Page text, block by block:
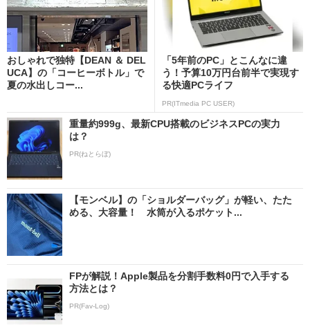
おしゃれで独特【DEAN ＆ DEL
UCA】の「コーヒーボトル」で
夏の水出しコー...
「5年前のPC」とこんなに違
う！予算10万円台前半で実現す
る快適PCライフ
PR(ITmedia PC USER)
重量約999g、最新CPU搭載のビジネスPCの実力
は？
PR(ねとらぼ)
【モンベル】の「ショルダーバッグ」が軽い、たた
める、大容量！ 水筒が入るポケット...
FPが解説！Apple製品を分割手数料0円で入手する
方法とは？
PR(Fav-Log)